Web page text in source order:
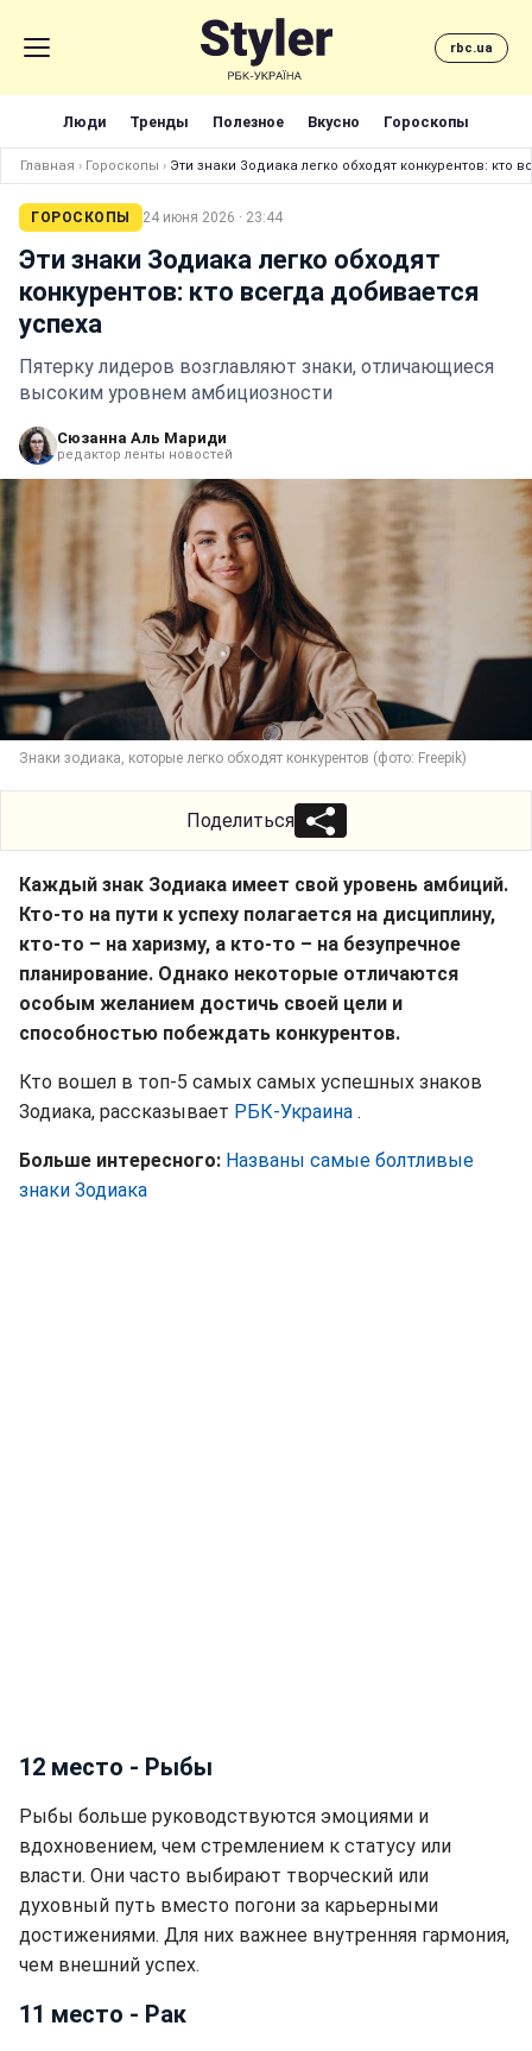
rbc.ua
Люди Тренды Полезное Вкусно Гороскопы
Главная › Гороскопы › Эти знаки Зодиака легко обходят конкурентов: кто
ГОРОСКОПЫ 24 июня 2026 · 23:44
Эти знаки Зодиака легко обходят
конкурентов: кто всегда добивается
успеха
Пятерку лидеров возглавляют знаки, отличающиеся
высоким уровнем амбициозности
Сюзанна Аль Мариди
редактор ленты новостей
Знаки зодиака, которые легко обходят конкурентов (фото: Freepik)
Поделиться
Каждый знак Зодиака имеет свой уровень амбиций.
Кто-то на пути к успеху полагается на дисциплину,
кто-то – на харизму, а кто-то – на безупречное
планирование. Однако некоторые отличаются
особым желанием достичь своей цели и
способностью побеждать конкурентов.
Кто вошел в топ-5 самых самых успешных знаков
Зодиака, рассказывает РБК-Украина .
Больше интересного: Названы самые болтливые
знаки Зодиака
12 место - Рыбы
Рыбы больше руководствуются эмоциями и
вдохновением, чем стремлением к статусу или
власти. Они часто выбирают творческий или
духовный путь вместо погони за карьерными
достижениями. Для них важнее внутренняя гармония,
чем внешний успех.
11 место - Рак